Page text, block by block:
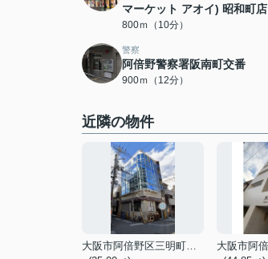
マーケット アオイ) 昭和町店
800ｍ（10分）
警察
阿倍野警察署阪南町交番
900ｍ（12分）
近隣の物件